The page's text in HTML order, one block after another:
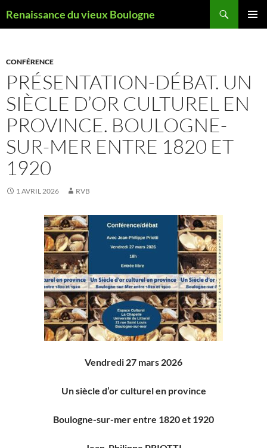
auRenaissance du vieux Boulogne
CONFÉRENCE
PRÉSENTATION-DÉBAT. UN
SIÈCLE D’OR CULTUREL EN
PROVINCE. BOULOGNE-
SUR-MER ENTRE 1820 ET
1920
1 AVRIL 2026 RVB
Vendredi 27 mars 2026
Un siècle d’or culturel en province
Boulogne-sur-mer entre 1820 et 1920